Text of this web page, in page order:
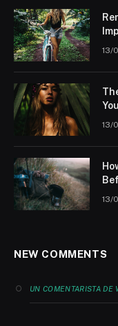
13/
13/
13/
NEW COMMENTS
UN COMENTARISTA DE